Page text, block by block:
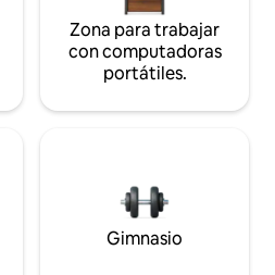
Zona para trabajar
con computadoras
portátiles.
Gimnasio